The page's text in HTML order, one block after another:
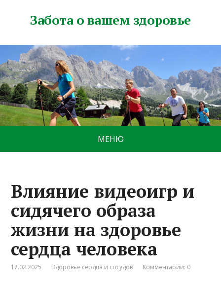
Забота о вашем здоровье
МЕНЮ
Влияние видеоигр и
сидячего образа
жизни на здоровье
сердца человека
17.02.2025 Здоровье сердца и сосудов Комментарии: 0